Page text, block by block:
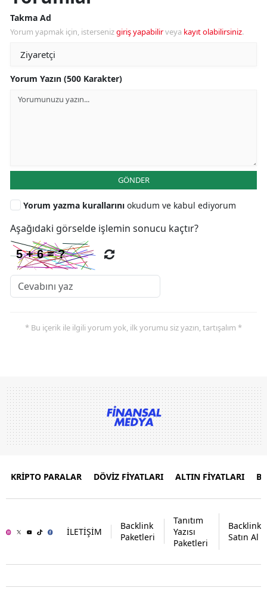
Takma Ad
Yorum yapmak için, istersenizgiriş yapabilirveya kayıt olabilirsiniz.
Yorum Yazın (500 Karakter)
GÖNDER
Yorum yazma kurallarını okudum ve kabul ediyorum
Aşağıdaki görselde işlemin sonucu kaçtır?
* Bu içerik ile ilgili yorum yok, ilk yorumu siz yazın, tartışalım *
KRİPTO PARALAR DÖVİZ FİYATLARI ALTIN FİYATLARI
İLETİŞİM
Backlink
Paketleri
Tanıtım
Yazısı
Paketleri
Backlink
Satın Al